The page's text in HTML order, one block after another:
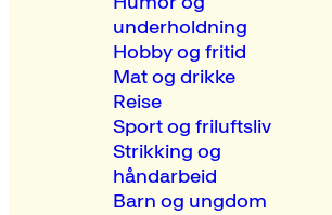
underholdning
Hobby og fritid
Mat og drikke
Reise
Sport og friluftsliv
Strikking og
håndarbeid
Barn og ungdom